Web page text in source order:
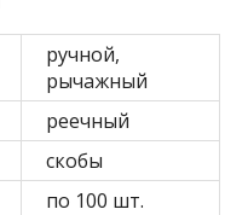
ручной,
рычажный
реечный
скобы
по 100 шт.